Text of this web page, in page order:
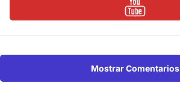
Mostrar Comentarios